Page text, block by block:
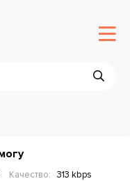
Качество:
313 kbps